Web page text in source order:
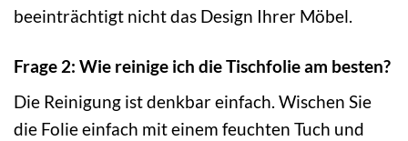
beeinträchtigt nicht das Design Ihrer Möbel.
Frage 2: Wie reinige ich die Tischfolie am besten?
Die Reinigung ist denkbar einfach. Wischen Sie
die Folie einfach mit einem feuchten Tuch und